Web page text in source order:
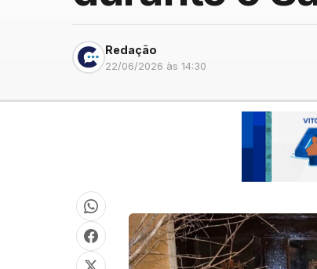
Redação
22/06/2026 às 14:30